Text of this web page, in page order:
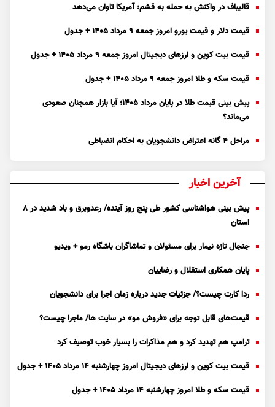
قالیباف در واکنش به حمله به قشم: آمریکا تاوان می‌دهد
قیمت دلار و قیمت یورو امروز جمعه ۹ مرداد ۱۴۰۵ + جدول
قیمت بیت کوین و ارز‌های دیجیتال امروز جمعه ۹ مرداد ۱۴۰۵ + جدول
قیمت سکه و طلا امروز جمعه ۹ مرداد ۱۴۰۵ + جدول
پیش بینی قیمت طلا در پایان مرداد 1405؛ آیا بازار همچنان صعودی
می‌ماند؟
مراحل ۴ گانه اعتراض دانشجویان به احکام انضباطی
آخرین اخبار
پیش بینی هواشناسی کشور طی پنج روز آینده/ رعدوبرق و باد شدید در ۸
استان
جنجال تازه نیمار برای مسئولان و تماشاگران باشگاه رمو + ویدیو
پایان همکاری استقلال و رضاییان
ردا کارت چیست؟/ جزئیات جدید درباره زمان اجرا برای دانشجویان
قیمت‌های قابل توجه برای «فروش مو» در سایت ها/ ماجرا چیست؟
ترامپ هم تهدید کرد و هم مذاکرات را بسیار خوب توصیف کرد
قیمت بیت کوین و ارز‌های دیجیتال امروز چهارشنبه ۱۴ مرداد ۱۴۰۵ + جدول
قیمت سکه و طلا امروز چهارشنبه ۱۴ مرداد ۱۴۰۵ + جدول